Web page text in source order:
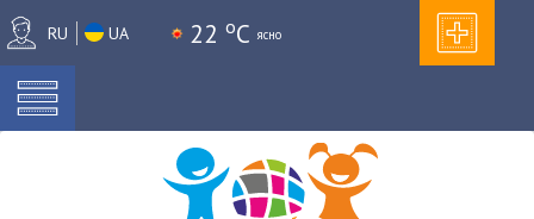
RU UA 22 oC ясно